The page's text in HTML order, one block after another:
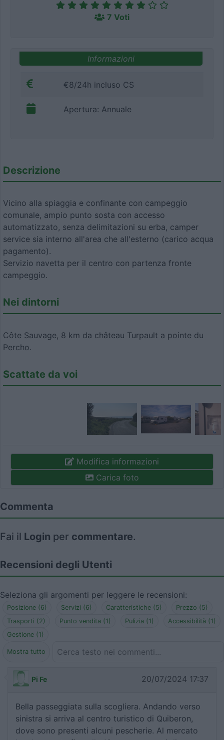
7 Voti
Informazioni
€8/24h incluso CS
Apertura: Annuale
Descrizione
Vicino alla spiaggia e confinante con campeggio
comunale, ampio punto sosta con accesso
automatizzato, senza delimitazioni su erba, camper
service sia interno all'area che all'esterno (carico acqua
pagamento).
Servizio navetta per il centro con partenza fronte
campeggio.
Nei dintorni
Côte Sauvage, 8 km da château Turpault a pointe du
Percho.
Scattate da voi
Modifica informazioni
Carica foto
Commenta
Fai il Login per commentare.
Recensioni degli Utenti
Seleziona gli argomenti per leggere le recensioni:
Posizione (6) Servizi (6) Caratteristiche (5)
Prezzo (5)
Trasporti (2)
Punto vendita (1) Pulizia (1)
Accessibilità (1)
Gestione (1)
Mostra tutto
Pi Fe 20/07/2024 17:37
Bella passeggiata sulla scogliera. Andando verso
sinistra si arriva al centro turistico di Quiberon,
dove sono presenti alcuni pescherie. Al mercato